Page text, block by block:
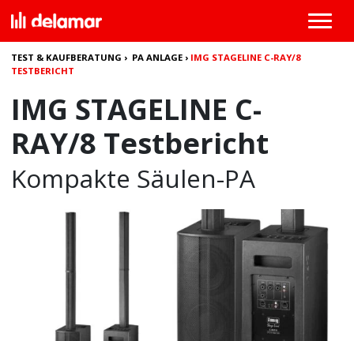
TEST & KAUFBERATUNG › PA ANLAGE › IMG STAGELINE C-RAY/8
TESTBERICHT
IMG STAGELINE C-
RAY/8 Testbericht
Kompakte Säulen-PA